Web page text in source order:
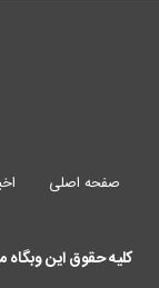
صفحه اصلی
کلیه حقوق این